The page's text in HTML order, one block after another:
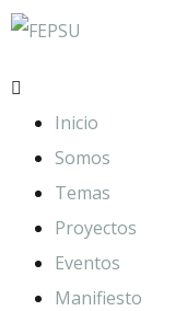
Inicio
Somos
Temas
Proyectos
Eventos
Manifiesto